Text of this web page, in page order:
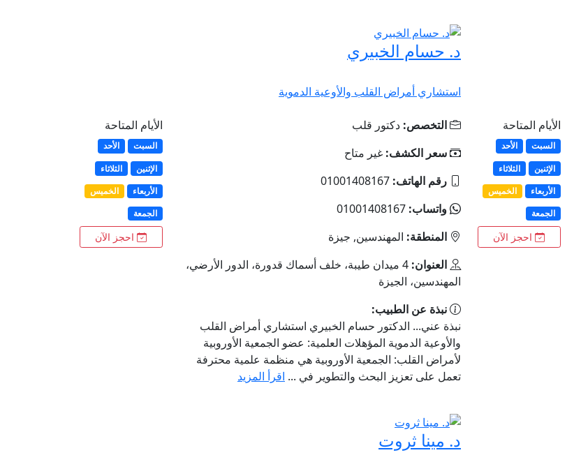
الأيام المتاحة
السبت
الأحد
الإثنين
الثلاثاء
الأربعاء
الخميس
الجمعة
احجز الآن
د. حسام الخبيري
استشاري أمراض القلب والأوعية الدموية
التخصص: دكتور قلب
سعر الكشف: غير متاح
رقم الهاتف: 01001408167
واتساب: 01001408167
المنطقة: المهندسين, جيزة
العنوان:
4 ميدان طيبة، خلف أسماك قدورة، الدور الأرضي،
المهندسين، الجيزة
نبذة عن الطبيب:
نبذة عني... الدكتور حسام الخبيري استشاري أمراض القلب
والأوعية الدموية المؤهلات العلمية: عضو الجمعية الأوروبية
لأمراض القلب: الجمعية الأوروبية هي منظمة علمية محترفة
تعمل على تعزيز البحث والتطوير في ... اقرأ المزيد
الأيام المتاحة
السبت
الأحد
الإثنين
الثلاثاء
الأربعاء
الخميس
الجمعة
احجز الآن
د. مينا ثروت